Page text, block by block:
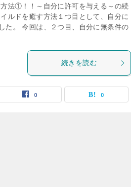
法①！！～自分に許可を与える～の続
ルドを癒す方法１つ目として、自分に
た。 今回は、２つ目、自分に無条件の
続きを読む
0 0